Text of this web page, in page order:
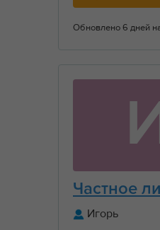
Обновлено 6 дней
Частное
Игорь